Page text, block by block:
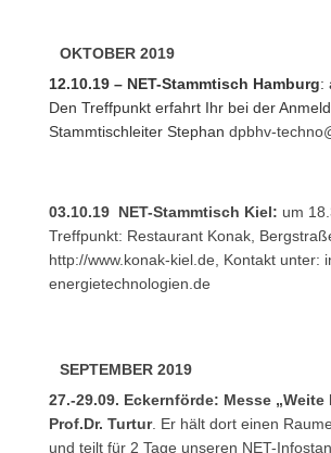
OKTOBER 2019
12.10.19 – NET-Stammtisch Hamburg:
Den Treffpunkt erfahrt Ihr bei der
Stammtischleiter Stephan dpbhv-
03.10.19 NET-Stammtisch Kiel: um
Treffpunkt: Restaurant Konak,
http://www.konak-kiel.de , Kontakt unter:
energietechnologien.de
SEPTEMBER 2019
27.-29.09. Eckernförde: Messe
Prof.Dr. Turtur. Er hält dort einen
und teilt für 2 Tage unseren NET-